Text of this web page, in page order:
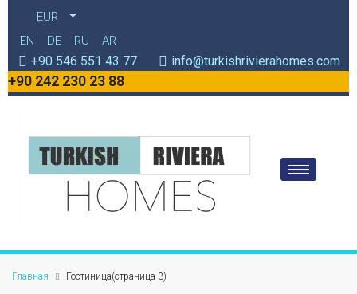
EUR
EN
DE RU AR
+90 546 551 43 77 info@turkishrivierahomes.com
+90 242 230 23 88
Главная Гостиница(страница 3)